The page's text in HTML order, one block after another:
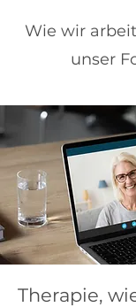
Wie wir
unser
Therapie,